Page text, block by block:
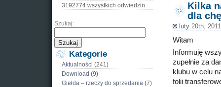
3192774 wszystkich odwiedzin
Szukaj:
Kategorie
Aktualności (241)
Download (9)
Giełda – rzeczy do sprzedania (7)
Kilka
dla
luty 20th,
Witam
Informuję
zupełnie za
klubu w celu
folii